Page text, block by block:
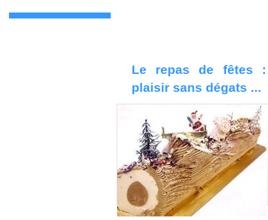
Le repas de fêtes
plaisir sans dégats ...